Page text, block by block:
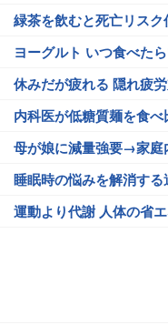
緑茶を飲むと死亡リス
ヨーグルト いつ食べた
休みだが疲れる 隠れ疲
内科医が低糖質麺を食
母が娘に減量強要→家庭
睡眠時の悩みを解消する
運動より代謝 人体の省